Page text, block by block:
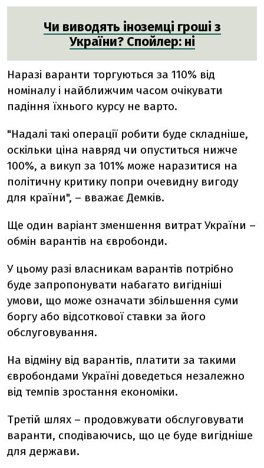
Чи виводять іноземці гроші з
України? Спойлер: ні
Наразі варанти торгуються за 110% від
номіналу і найближчим часом очікувати
падіння їхнього курсу не варто.
"Надалі такі операції робити буде складніше,
оскільки ціна навряд чи опуститься нижче
100%, а викуп за 101% може наразитися на
політичну критику попри очевидну вигоду
для країни", – вважає Демків.
Ще один варіант зменшення витрат України –
обмін варантів на євробонди.
У цьому разі власникам варантів потрібно
буде запропонувати набагато вигідніші
умови, що може означати збільшення суми
боргу або відсоткової ставки за його
обслуговування.
На відміну від варантів, платити за такими
євробондами Україні доведеться незалежно
від темпів зростання економіки.
Третій шлях – продовжувати обслуговувати
варанти, сподіваючись, що це буде вигідніше
для держави.